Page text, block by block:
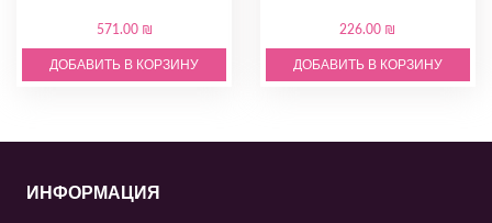
571.00 ₪
ДОБАВИТЬ В КОРЗИНУ
226.00 ₪
ДОБАВИТЬ В КОРЗИНУ
ИНФОРМАЦИЯ